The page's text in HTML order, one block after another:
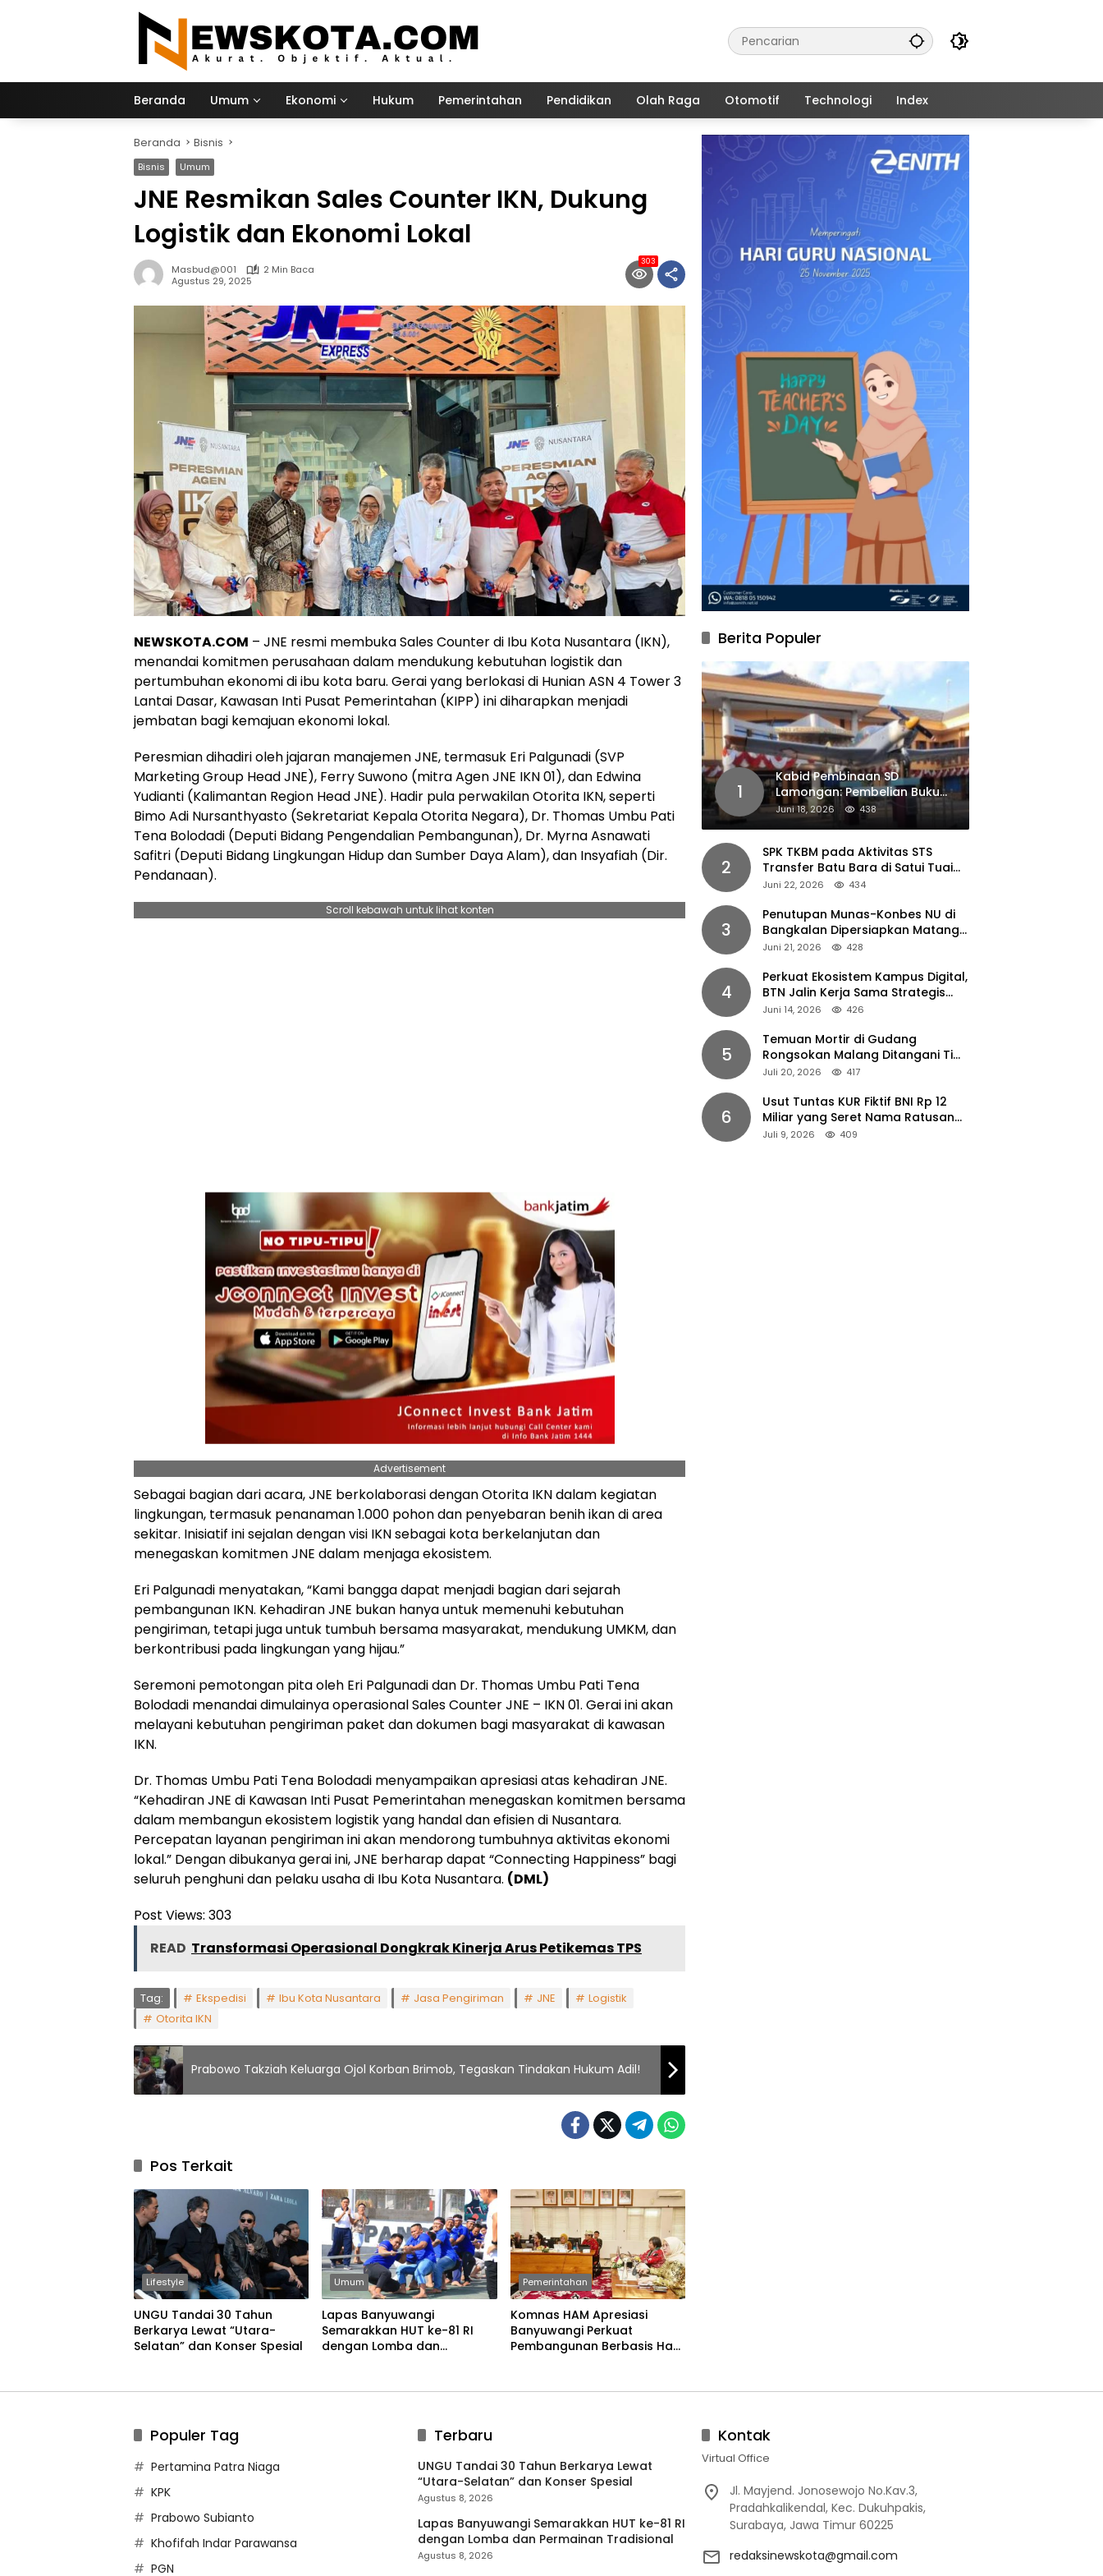
Beranda Umum Ekonomi Hukum Pemerintahan Pendidikan Olah Raga Otomotif Technologi Index
Beranda Bisnis
Bisnis Umum
JNE Resmikan Sales Counter IKN, Dukung
Logistik dan Ekonomi Lokal
Masbud@001
2 Min Baca
Agustus 29, 2025
303
NEWSKOTA.COM – JNE resmi membuka Sales Counter di Ibu Kota Nusantara (IKN),
menandai komitmen perusahaan dalam mendukung kebutuhan logistik dan
pertumbuhan ekonomi di ibu kota baru. Gerai yang berlokasi di Hunian ASN 4 Tower 3
Lantai Dasar, Kawasan Inti Pusat Pemerintahan (KIPP) ini diharapkan menjadi
jembatan bagi kemajuan ekonomi lokal.
Peresmian dihadiri oleh jajaran manajemen JNE, termasuk Eri Palgunadi (SVP
Marketing Group Head JNE), Ferry Suwono (mitra Agen JNE IKN 01), dan Edwina
Yudianti (Kalimantan Region Head JNE). Hadir pula perwakilan Otorita IKN, seperti
Bimo Adi Nursanthyasto (Sekretariat Kepala Otorita Negara), Dr. Thomas Umbu Pati
Tena Bolodadi (Deputi Bidang Pengendalian Pembangunan), Dr. Myrna Asnawati
Safitri (Deputi Bidang Lingkungan Hidup dan Sumber Daya Alam), dan ⁠Insyafiah (Dir.
Pendanaan).
Scroll kebawah untuk lihat konten
Advertisement
Sebagai bagian dari acara, JNE berkolaborasi dengan Otorita IKN dalam kegiatan
lingkungan, termasuk penanaman 1.000 pohon dan penyebaran benih ikan di area
sekitar. Inisiatif ini sejalan dengan visi IKN sebagai kota berkelanjutan dan
menegaskan komitmen JNE dalam menjaga ekosistem.
Eri Palgunadi menyatakan, “Kami bangga dapat menjadi bagian dari sejarah
pembangunan IKN. Kehadiran JNE bukan hanya untuk memenuhi kebutuhan
pengiriman, tetapi juga untuk tumbuh bersama masyarakat, mendukung UMKM, dan
berkontribusi pada lingkungan yang hijau.”
Seremoni pemotongan pita oleh Eri Palgunadi dan Dr. Thomas Umbu Pati Tena
Bolodadi menandai dimulainya operasional Sales Counter JNE – IKN 01. Gerai ini akan
melayani kebutuhan pengiriman paket dan dokumen bagi masyarakat di kawasan
IKN.
Dr. Thomas Umbu Pati Tena Bolodadi menyampaikan apresiasi atas kehadiran JNE.
“Kehadiran JNE di Kawasan Inti Pusat Pemerintahan menegaskan komitmen bersama
dalam membangun ekosistem logistik yang handal dan efisien di Nusantara.
Percepatan layanan pengiriman ini akan mendorong tumbuhnya aktivitas ekonomi
lokal.” Dengan dibukanya gerai ini, JNE berharap dapat “Connecting Happiness” bagi
seluruh penghuni dan pelaku usaha di Ibu Kota Nusantara. (DML)
Post Views: 303
READ Transformasi Operasional Dongkrak Kinerja Arus Petikemas TPS
Tag: Ekspedisi Ibu Kota Nusantara Jasa Pengiriman JNE
Logistik
Otorita IKN
Prabowo Takziah Keluarga Ojol Korban Brimob, Tegaskan Tindakan Hukum Adil!
Pos Terkait
Lifestyle
UNGU Tandai 30 Tahun
Berkarya Lewat “Utara-
Selatan” dan Konser Spesial
Umum
Lapas Banyuwangi
Semarakkan HUT ke-81 RI
dengan Lomba dan
Pemerintahan
Komnas HAM Apresiasi
Banyuwangi Perkuat
Pembangunan Berbasis Hak
Berita Populer
1
Kabid Pembinaan SD
Lamongan: Pembelian Buku
Pendamping Tidak Boleh
Dipaksakan
Juni 18, 2026 438
2
SPK TKBM pada Aktivitas STS
Transfer Batu Bara di Satui Tuai
Sorotan
Juni 22, 2026 434
3
Penutupan Munas-Konbes NU di
Bangkalan Dipersiapkan Matang,
Gus Ipul Turun Tangan
Juni 21, 2026 428
4
Perkuat Ekosistem Kampus Digital,
BTN Jalin Kerja Sama Strategis
dengan UNAIR
Juni 14, 2026 426
5
Temuan Mortir di Gudang
Rongsokan Malang Ditangani Tim
Gegana Polda Jatim
Juli 20, 2026 417
6
Usut Tuntas KUR Fiktif BNI Rp 12
Miliar yang Seret Nama Ratusan
Petani Jember
Juli 9, 2026 409
Populer Tag
Pertamina Patra Niaga
KPK
Prabowo Subianto
Khofifah Indar Parawansa
PGN
Terbaru
UNGU Tandai 30 Tahun Berkarya Lewat
“Utara-Selatan” dan Konser Spesial
Agustus 8, 2026
Lapas Banyuwangi Semarakkan HUT ke-81 RI
dengan Lomba dan Permainan Tradisional
Agustus 8, 2026
Kontak
Virtual Office
Jl. Mayjend. Jonosewojo No.Kav.3,
Pradahkalikendal, Kec. Dukuhpakis,
Surabaya, Jawa Timur 60225
redaksinewskota@gmail.com